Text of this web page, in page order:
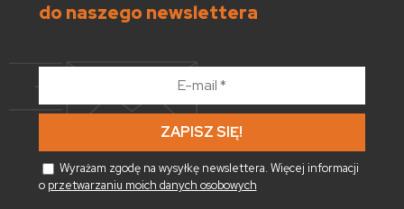
do naszego newslettera
*
Wyrażam zgodę na wysyłkę newslettera. Więcej informacji
o przetwarzaniu moich danych osobowych